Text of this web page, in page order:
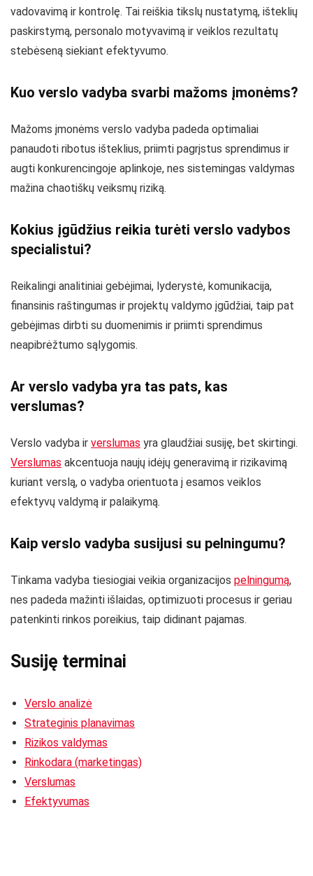
vadovavimą ir kontrolę. Tai reiškia tikslų nustatymą, išteklių
paskirstymą, personalo motyvavimą ir veiklos rezultatų
stebėseną siekiant efektyvumo.
Kuo verslo vadyba svarbi mažoms įmonėms?
Mažoms įmonėms verslo vadyba padeda optimaliai
panaudoti ribotus išteklius, priimti pagrįstus sprendimus ir
augti konkurencingoje aplinkoje, nes sistemingas valdymas
mažina chaotiškų veiksmų riziką.
Kokius įgūdžius reikia turėti verslo vadybos
specialistui?
Reikalingi analitiniai gebėjimai, lyderystė, komunikacija,
finansinis raštingumas ir projektų valdymo įgūdžiai, taip pat
gebėjimas dirbti su duomenimis ir priimti sprendimus
neapibrėžtumo sąlygomis.
Ar verslo vadyba yra tas pats, kas
verslumas?
Verslo vadyba ir verslumas yra glaudžiai susiję, bet skirtingi.
Verslumas akcentuoja naujų idėjų generavimą ir rizikavimą
kuriant verslą, o vadyba orientuota į esamos veiklos
efektyvų valdymą ir palaikymą.
Kaip verslo vadyba susijusi su pelningumu?
Tinkama vadyba tiesiogiai veikia organizacijos pelningumą,
nes padeda mažinti išlaidas, optimizuoti procesus ir geriau
patenkinti rinkos poreikius, taip didinant pajamas.
Susiję terminai
Verslo analizė
Strateginis planavimas
Rizikos valdymas
Rinkodara (marketingas)
Verslumas
Efektyvumas